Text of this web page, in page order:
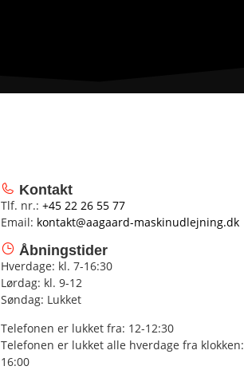
Kontakt
Tlf. nr.: +45 22 26 55 77
Email: kontakt@aagaard-maskinudlejning.dk
Åbningstider
Hverdage: kl. 7-16:30
Lørdag: kl. 9-12
Søndag: Lukket
Telefonen er lukket fra: 12-12:30
Telefonen er lukket alle hverdage fra klokken:
16:00